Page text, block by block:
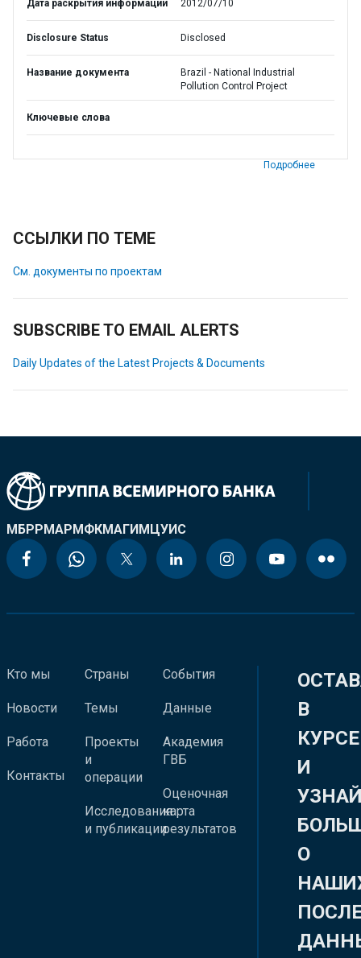
Дата раскрытия информации 2012/07/10
Disclosure Status Disclosed
Название документа
Brazil - National Industrial
Pollution Control Project
Ключевые слова
Подробнее
ССЫЛКИ ПО ТЕМЕ
См. документы по проектам
SUBSCRIBE TO EMAIL ALERTS
Daily Updates of the Latest Projects & Documents
МБРРМАРМФКМАГИМЦУИС
Кто мы
Новости
Работа
Контакты
Страны
Темы
Проекты
и
операции
Исследования
и публикации
События
Данные
Академия
ГВБ
Оценочная
карта
результатов
В
КУРСЕ
И
О